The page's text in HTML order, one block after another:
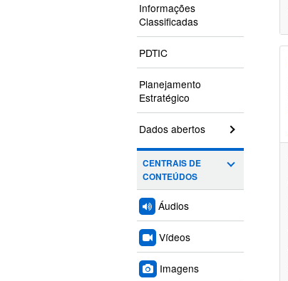
Informações
Classificadas
PDTIC
Planejamento
Estratégico
Dados abertos
CENTRAIS DE
CONTEÚDOS
Áudios
Vídeos
Imagens